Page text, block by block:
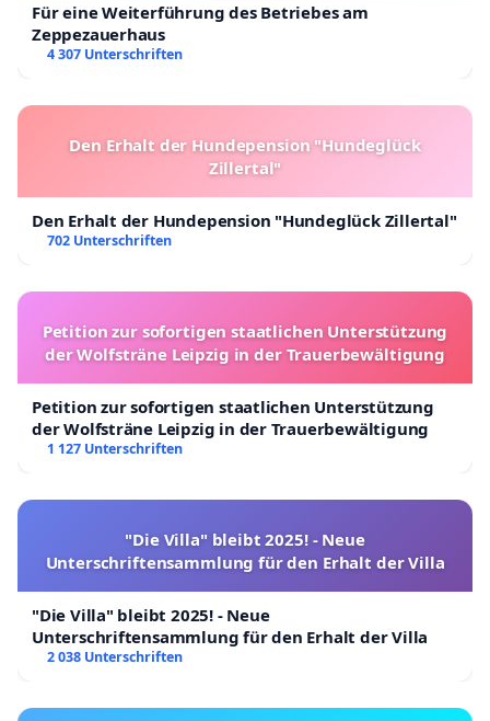
Für eine Weiterführung des Betriebes am
Zeppezauerhaus
4 307 Unterschriften
Den Erhalt der Hundepension "Hundeglück
Zillertal"
Den Erhalt der Hundepension "Hundeglück Zillertal"
702 Unterschriften
Petition zur sofortigen staatlichen Unterstützung
der Wolfsträne Leipzig in der Trauerbewältigung
Petition zur sofortigen staatlichen Unterstützung
der Wolfsträne Leipzig in der Trauerbewältigung
1 127 Unterschriften
"Die Villa" bleibt 2025! - Neue
Unterschriftensammlung für den Erhalt der Villa
"Die Villa" bleibt 2025! - Neue
Unterschriftensammlung für den Erhalt der Villa
2 038 Unterschriften